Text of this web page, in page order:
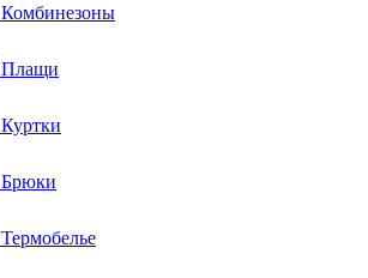
Комбинезоны
Плащи
Куртки
Брюки
Термобелье